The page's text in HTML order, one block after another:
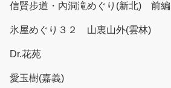
信賢步道・內洞滝めぐり(新北) 前編
氷屋めぐり３２ 山裏山外(雲林)
Dr.花苑
愛玉樹(嘉義)